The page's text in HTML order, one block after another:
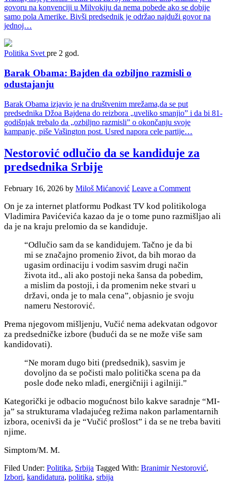
govoru na konvenciji u Milvokiju da nema pobede ako se dobije
samo pola Amerike. Bivši predsednik je održao najduži govor na
jednoj…
Politika Svet pre 2 god.
Barak Obama: Bajden da ozbiljno razmisli o
odustajanju
Barak Obama izjavio je na društvenim mrežama,da se put
predsednika Džoa Bajdena do reizbora „uveliko smanjio” i da bi 81-
godišnjak trebalo da „ozbiljno razmisli” o okončanju svoje
kampanje, piše Vašington post. Usred napora cele partije…
Nestorović odlučio da se kandiduje za
predsednika Srbije
February 16, 2026 by Miloš Mićanović Leave a Comment
On je za internet platformu Podkast TV kod politikologa
Vladimira Pavićevića kazao da je o tome puno razmišljao ali
da je na kraju prelomio da se kandiduje.
“Odlučio sam da se kandidujem. Tačno je da bi
mi se značajno promenio život, da bih morao da
ugasim ordinaciju i vodim sasvim drugi način
života itd., ali ako postoji neka šansa da pobedim,
a mislim da postoji, i da promenim neke stvari u
državi, onda je to mala cena”, objasnio je svoju
nameru Nestorović.
Prema njegovom mišljenju, Vučić nema adekvatan odgovor
za predsedničke izbore (budući da se ne može više sam
kandidovati).
“Ne moram dugo biti (predsednik), sasvim je
dovoljno da se počisti malo politička scena pa da
posle dođe neko mlađi, energičniji i agilniji.”
Kategorički je odbacio mogućnost bilo kakve saradnje “MI-
ja” sa strukturama vladajućeg režima nakon parlamentarnih
izbora, ocenivši da je “Vučić prošlost” i da se ne treba baviti
njime.
Simptom/M. M.
Filed Under: Politika, Srbija Tagged With: Branimir Nestorović,
Izbori, kandidatura, politika, srbija